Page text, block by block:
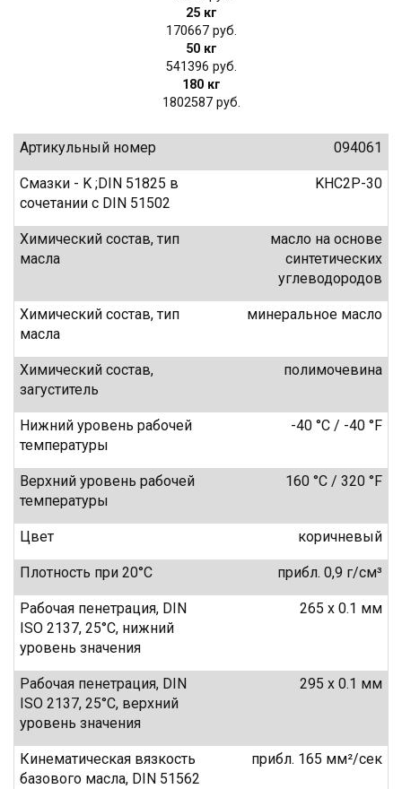
25 кг
170667
50 кг
541396
180 кг
1802587
Артикульный номер 094061
Смазки - K ;DIN 51825 в
сочетании с DIN 51502
KHC2P-30
Химический состав, тип
масла
масло на основе
синтетических
углеводородов
Химический состав, тип
масла
минеральное масло
Химический состав,
загуститель
полимочевина
Нижний уровень рабочей
температуры
-40 °C / -40 °F
Верхний уровень рабочей
температуры
160 °C / 320 °F
Цвет коричневый
Плотность при 20°C прибл. 0,9 г/см³
Рабочая пенетрация, DIN
ISO 2137, 25°C, нижний
уровень значения
265 x 0.1 мм
Рабочая пенетрация, DIN
ISO 2137, 25°C, верхний
уровень значения
295 x 0.1 мм
Кинематическая вязкость
базового масла, DIN 51562
прибл. 165 мм²/сек